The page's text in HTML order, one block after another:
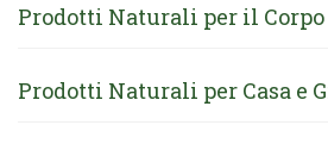
Prodotti Naturali per il Corpo
Prodotti Naturali per Casa e